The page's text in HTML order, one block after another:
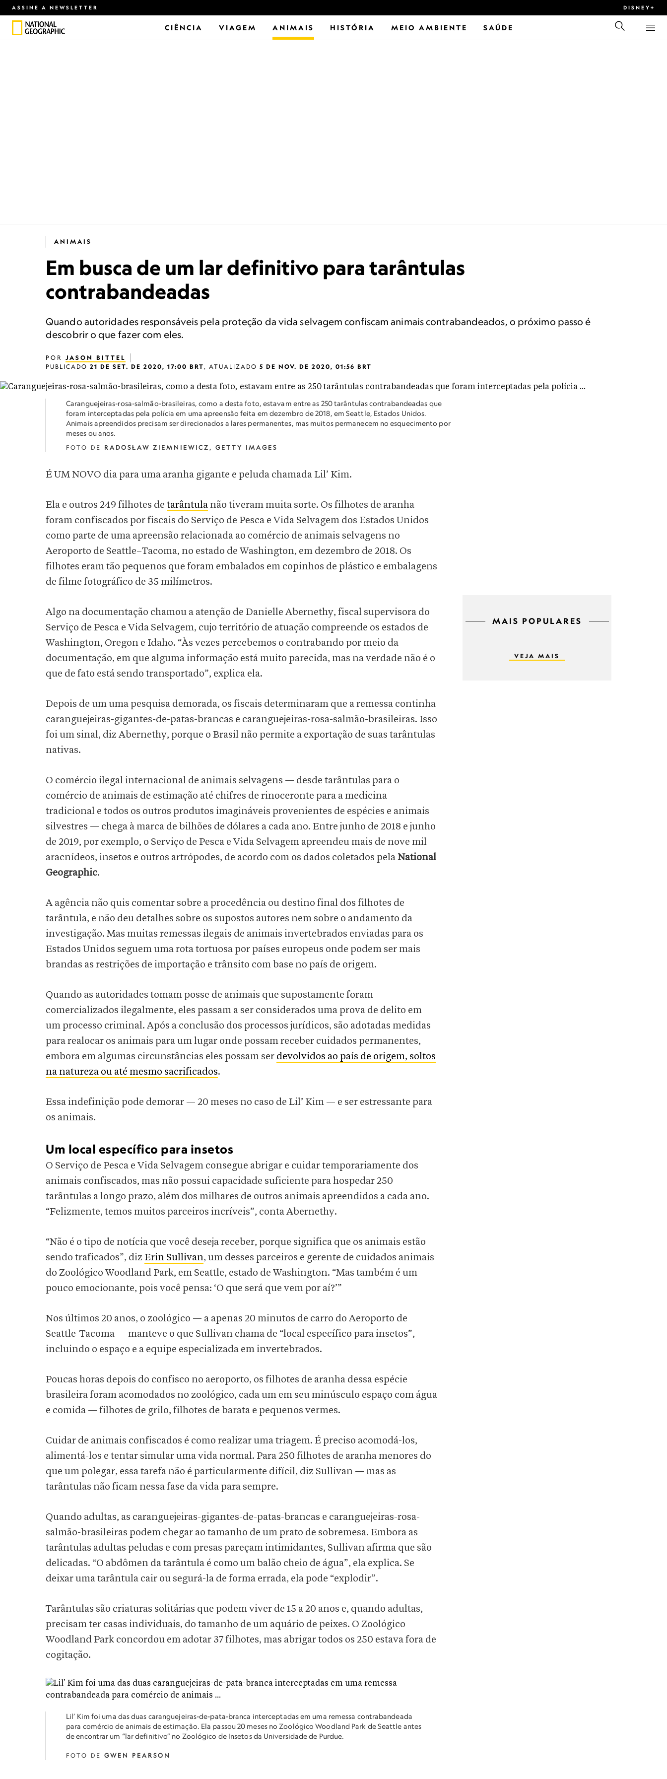
ASSINE A NEWSLETTER DISNEY+
CIÊNCIA VIAGEM ANIMAIS HISTÓRIA MEIO AMBIENTE SAÚDE
ANIMAIS
Em busca de um lar definitivo para tarântulas
contrabandeadas
Quando autoridades responsáveis pela proteção da vida selvagem confiscam animais contrabandeados, o próximo passo é
descobrir o que fazer com eles.
POR JASON BITTEL
PUBLICADO 21 DE SET. DE 2020, 17:00 BRT, ATUALIZADO 5 DE NOV. DE 2020, 01:56 BRT
Caranguejeiras-rosa-salmão-brasileiras, como a desta foto, estavam entre as 250 tarântulas contrabandeadas que
foram interceptadas pela polícia em uma apreensão feita em dezembro de 2018, em Seattle, Estados Unidos.
Animais apreendidos precisam ser direcionados a lares permanentes, mas muitos permanecem no esquecimento por
meses ou anos.
FOTO DE RADOSŁAW ZIEMNIEWICZ, GETTY IMAGES
É UM NOVO dia para uma aranha gigante e peluda chamada Lil’ Kim.
Ela e outros 249 filhotes de tarântula não tiveram muita sorte. Os filhotes de aranha
foram confiscados por fiscais do Serviço de Pesca e Vida Selvagem dos Estados Unidos
como parte de uma apreensão relacionada ao comércio de animais selvagens no
Aeroporto de Seattle–Tacoma, no estado de Washington, em dezembro de 2018. Os
filhotes eram tão pequenos que foram embalados em copinhos de plástico e embalagens
de filme fotográfico de 35 milímetros.
Algo na documentação chamou a atenção de Danielle Abernethy, fiscal supervisora do
Serviço de Pesca e Vida Selvagem, cujo território de atuação compreende os estados de
Washington, Oregon e Idaho. “Às vezes percebemos o contrabando por meio da
documentação, em que alguma informação está muito parecida, mas na verdade não é o
que de fato está sendo transportado”, explica ela.
Depois de um uma pesquisa demorada, os fiscais determinaram que a remessa continha
caranguejeiras-gigantes-de-patas-brancas e caranguejeiras-rosa-salmão-brasileiras. Isso
foi um sinal, diz Abernethy, porque o Brasil não permite a exportação de suas tarântulas
nativas.
O comércio ilegal internacional de animais selvagens — desde tarântulas para o
comércio de animais de estimação até chifres de rinoceronte para a medicina
tradicional e todos os outros produtos imagináveis provenientes de espécies e animais
silvestres — chega à marca de bilhões de dólares a cada ano. Entre junho de 2018 e junho
de 2019, por exemplo, o Serviço de Pesca e Vida Selvagem apreendeu mais de nove mil
aracnídeos, insetos e outros artrópodes, de acordo com os dados coletados pela National
Geographic.
A agência não quis comentar sobre a procedência ou destino final dos filhotes de
tarântula, e não deu detalhes sobre os supostos autores nem sobre o andamento da
investigação. Mas muitas remessas ilegais de animais invertebrados enviadas para os
Estados Unidos seguem uma rota tortuosa por países europeus onde podem ser mais
brandas as restrições de importação e trânsito com base no país de origem.
Quando as autoridades tomam posse de animais que supostamente foram
comercializados ilegalmente, eles passam a ser considerados uma prova de delito em
um processo criminal. Após a conclusão dos processos jurídicos, são adotadas medidas
para realocar os animais para um lugar onde possam receber cuidados permanentes,
embora em algumas circunstâncias eles possam ser devolvidos ao país de origem, soltos
na natureza ou até mesmo sacrificados.
Essa indefinição pode demorar — 20 meses no caso de Lil’ Kim — e ser estressante para
os animais.
Um local específico para insetos
O Serviço de Pesca e Vida Selvagem consegue abrigar e cuidar temporariamente dos
animais confiscados, mas não possui capacidade suficiente para hospedar 250
tarântulas a longo prazo, além dos milhares de outros animais apreendidos a cada ano.
“Felizmente, temos muitos parceiros incríveis”, conta Abernethy.
“Não é o tipo de notícia que você deseja receber, porque significa que os animais estão
sendo traficados”, diz Erin Sullivan, um desses parceiros e gerente de cuidados animais
do Zoológico Woodland Park, em Seattle, estado de Washington. “Mas também é um
pouco emocionante, pois você pensa: ‘O que será que vem por aí?’”
Nos últimos 20 anos, o zoológico — a apenas 20 minutos de carro do Aeroporto de
Seattle-Tacoma — manteve o que Sullivan chama de “local específico para insetos”,
incluindo o espaço e a equipe especializada em invertebrados.
Poucas horas depois do confisco no aeroporto, os filhotes de aranha dessa espécie
brasileira foram acomodados no zoológico, cada um em seu minúsculo espaço com água
e comida — filhotes de grilo, filhotes de barata e pequenos vermes.
Cuidar de animais confiscados é como realizar uma triagem. É preciso acomodá-los,
alimentá-los e tentar simular uma vida normal. Para 250 filhotes de aranha menores do
que um polegar, essa tarefa não é particularmente difícil, diz Sullivan — mas as
tarântulas não ficam nessa fase da vida para sempre.
Quando adultas, as caranguejeiras-gigantes-de-patas-brancas e caranguejeiras-rosa-
salmão-brasileiras podem chegar ao tamanho de um prato de sobremesa. Embora as
tarântulas adultas peludas e com presas pareçam intimidantes, Sullivan afirma que são
delicadas. “O abdômen da tarântula é como um balão cheio de água”, ela explica. Se
deixar uma tarântula cair ou segurá-la de forma errada, ela pode “explodir”.
Tarântulas são criaturas solitárias que podem viver de 15 a 20 anos e, quando adultas,
precisam ter casas individuais, do tamanho de um aquário de peixes. O Zoológico
Woodland Park concordou em adotar 37 filhotes, mas abrigar todos os 250 estava fora de
cogitação.
Lil’ Kim foi uma das duas caranguejeiras-de-pata-branca interceptadas em uma remessa contrabandeada
para comércio de animais de estimação. Ela passou 20 meses no Zoológico Woodland Park de Seattle antes
de encontrar um “lar definitivo” no Zoológico de Insetos da Universidade de Purdue.
FOTO DE GWEN PEARSON
MAIS POPULARES
VEJA MAIS